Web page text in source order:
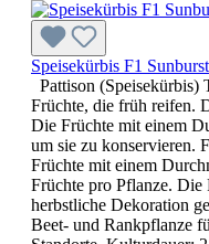
Speisekürbis F1 Sunburst
Pattison (Speisekürbis)
Früchte, die früh reifen.
Die Früchte mit einem
um sie zu konservieren.
Früchte mit einem
Früchte pro Pflanze. Die
herbstliche Dekoration
Beet- und Rankpflanze